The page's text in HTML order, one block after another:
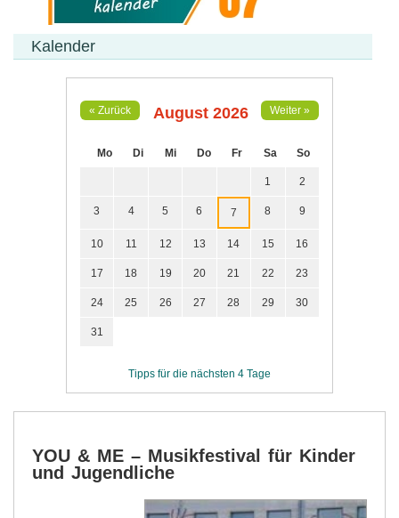
Kalender
« Zurück August 2026 Weiter »
Mo Di Mi Do Fr Sa So
1 2
3 4 5 6 7 8 9
10 11 12 13 14 15 16
17 18 19 20 21 22 23
24 25 26 27 28 29 30
31
Tipps für die nächsten 4 Tage
YOU & ME – Musikfestival für Kinder
und Jugendliche